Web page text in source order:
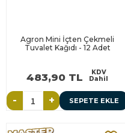
Agron Mini İçten Çekmeli
Tuvalet Kağıdı - 12 Adet
483,90 TL
KDV
Dahil
- + SEPETE EKLE